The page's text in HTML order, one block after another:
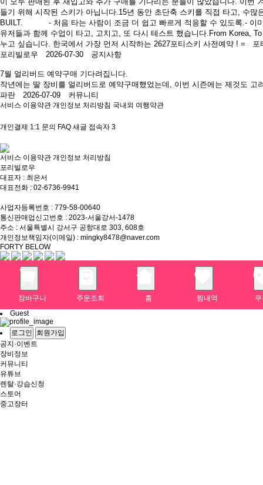
들기 위해 시작된 스키가 아닙니다.15년 동안 초단축 스키를 직접 타고,
BUILT. - 처음 타는 사람이 조금 더 쉽고 빠르게 적응할 수 있도록.- 이미
유저들과 함께 수업이 타고, 고치고, 또 다시 테스트 했습니다.From Korea,
누고 싶습니다. 한국에서 가장 먼저 시작하는 2627포티스키 사전예약 ! = 포
포리빌로우 2026-07-30 공지사항
7월 얼리버드 예약구매 기다려집니다.
작년에는 딸 장비를 얼리버드로 예약구매했었는데, 이번 시즌에는 제것도
파란 2026-07-09 커뮤니티
서비스 이용약관 개인정보 처리방침 국내외 여행약관
개인결제 1:1 문의 FAQ 새글 접속자 3
서비스 이용약관 개인정보 처리방침
포리빌로우
대표자 : 최은서
대표전화 : 02-6736-9941
사업자등록번호 : 779-58-00640
통신판매업신고번호 : 2023-서울강서-1478
주소 : 서울특별시 강서구 공항대로 303, 608호
개인정보책임자(이메일) : mingky8478@naver.com
FORTY BELOW
장바구니 주문조회 홈 찜내역
Guest
로그인
회원가입
공지·이벤트
장비정보
커뮤니티
유튜브
렌탈·강습신청
스토어
중고장터